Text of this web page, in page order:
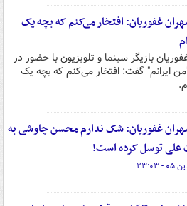
غفوریان: افتخار می‌کنم که بچه یک
بازیگر سینما و تلویزیون با حضور در
"من ایرانم" گفت: افتخار می‌کنم که بچه یک
غفوریان: شک ندارم محسن چاوشی به
توسل کرده است!